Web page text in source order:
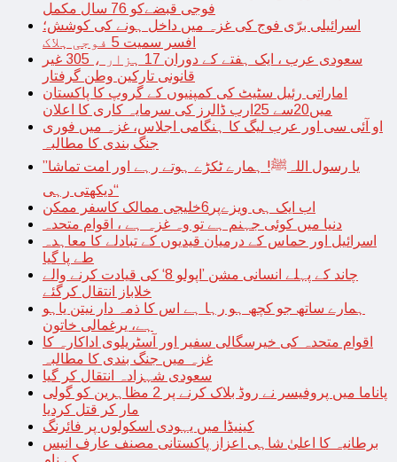
فوجی قبضےکو 76 سال مکمل
اسرائیلی برّی فوج کی غزہ میں داخل ہونے کی کوشش؛
افسر سمیت 5 فوجی ہلاک
سعودی عرب ، ایک ہفتے کے دوران 17 ہزار ، 305 غیر
قانونی تارکین وطن گرفتار
اماراتی رئیل سٹیٹ کی کمپنیوں کے گروپ کا پاکستان
میں20سے 25ارب ڈالرز کی سرمایہ کاری کا اعلان
او آئی سی اور عرب لیگ کا ہنگامی اجلاس، غزہ میں فوری
جنگ بندی کا مطالبہ
’’یا رسول اللہﷺ! ہمارے ٹکڑے ہوتے رہے اور امت تماشا
دیکھتی رہی‘‘
اب ایک ہی ویزےپر6خلیجی ممالک کاسفر ممکن
دنیا میں کوئی جہنم ہے تو وہ غزہ ہے ، اقوام متحدہ
اسرائیل اور حماس کے درمیان قیدیوں کے تبادلے کا معاہدہ
طے پا گیا
چاند کے پہلے انسانی مشن ’اپولو 8‘ کی قیادت کرنے والے
خلاباز انتقال کرگئے
ہمارے ساتھ جو کچھ ہو رہا ہے اس کا ذمہ دار نیتن یاہو
ہے، یرغمالی خاتون
اقوام متحدہ کی خیرسگالی سفیر اور آسٹریلوی اداکارہ کا
غزہ میں جنگ بندی کا مطالبہ
سعودی شہزادہ انتقال کر گیا
پاناما میں پروفیسر نے روڈ بلاک کرنے پر 2 مظاہرین کو گولی
مار کر قتل کردیا
کینیڈا میں یہودی اسکولوں پر فائرنگ
برطانیہ کا اعلیٰ شاہی اعزاز پاکستانی مصنف عارف انیس